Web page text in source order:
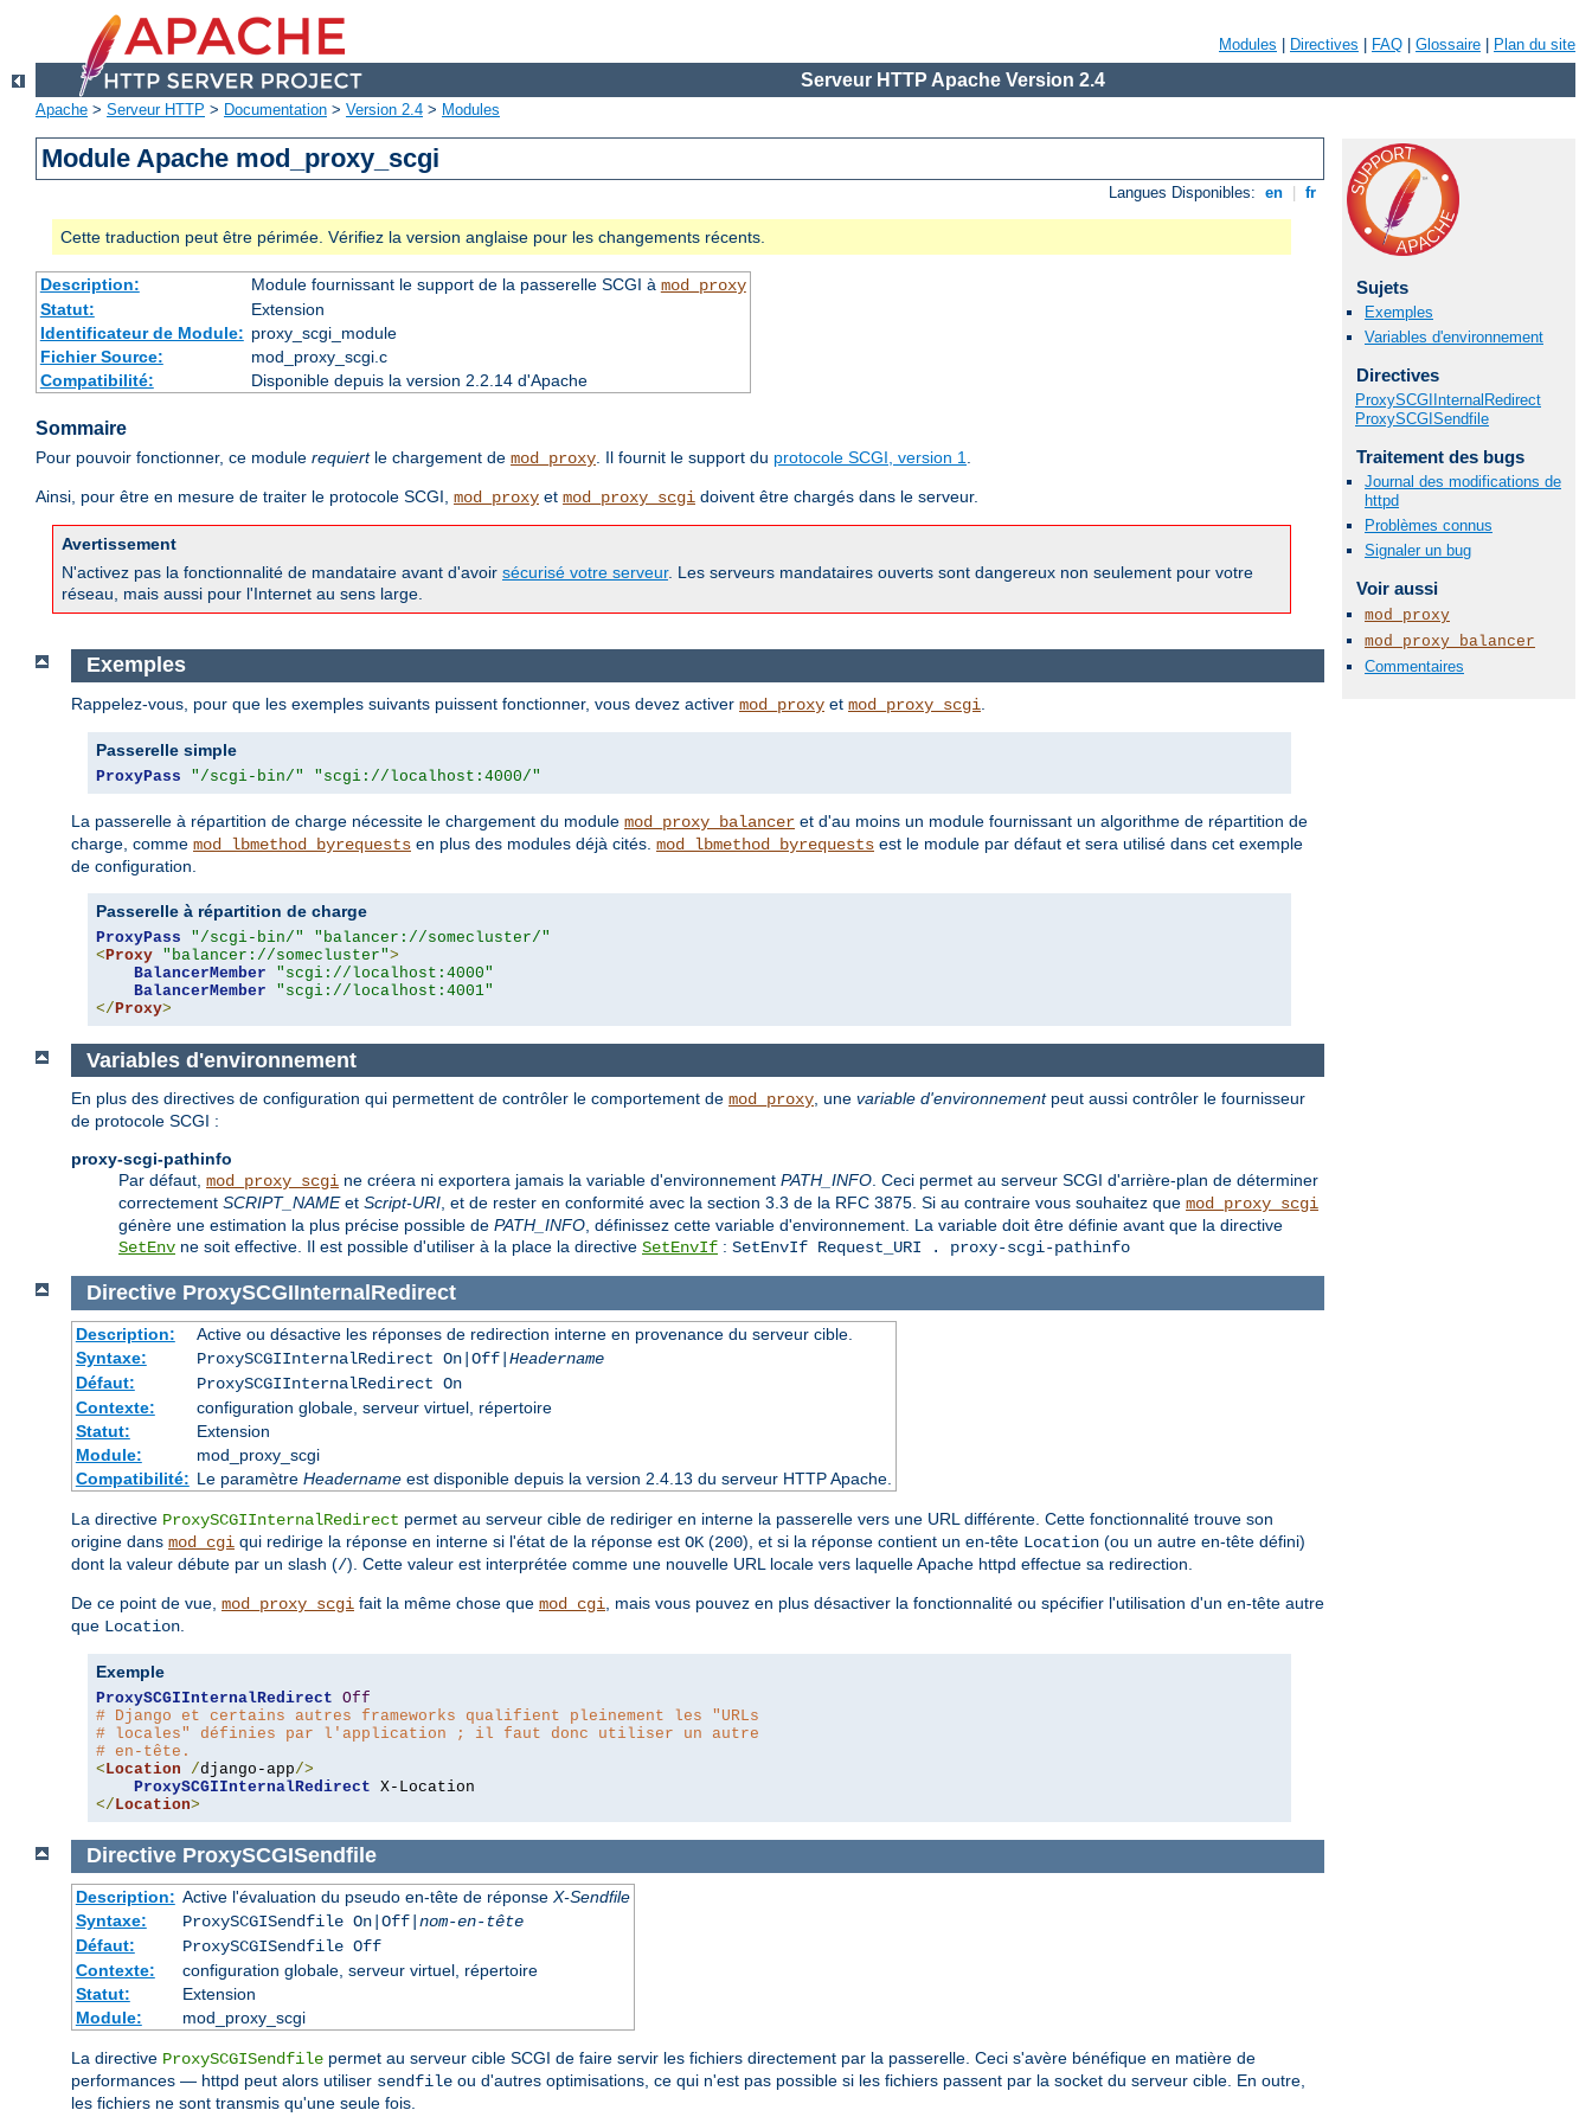
Modules Directives FAQ Glossaire Plan du site
Serveur HTTP Apache Version 2.4
Apache > Serveur HTTP > Documentation > Version 2.4 > Modules
Module Apache mod_proxy_scgi
Langues Disponibles: en fr
Cette traduction peut être périmée. Vérifiez la version anglaise pour les changements récents.
Description: Module fournissant le support de la passerelle SCGI à mod_proxy
Statut:
Extension
Identificateur de Module: proxy_scgi_module
Fichier Source:
mod_proxy_scgi.c
Compatibilité:
Disponible depuis la version 2.2.14 d'Apache
Sommaire
Pour pouvoir fonctionner, ce module requiertle chargement de mod_proxy. Il fournit le support du protocole SCGI, version 1.
Ainsi, pour être en mesure de traiter le protocole SCGI, mod_proxy et mod_proxy_scgi doivent être chargés dans le serveur.
Avertissement
N'activez pas la fonctionnalité de mandataire avant d'avoir sécurisé votre serveur. Les serveurs mandataires ouverts sont dangereux non seulement pour votre
réseau, mais aussi pour l'Internet au sens large.
Sujets
Exemples
Variables d'environnement
Directives
ProxySCGIInternalRedirect
ProxySCGISendfile
Traitement des bugs
Journal des modifications de
httpd
Problèmes connus
Signaler un bug
Voir aussi
mod_proxy
mod_proxy_balancer
Commentaires
Exemples
Rappelez-vous, pour que les exemples suivants puissent fonctionner, vous devez activer mod_proxy et mod_proxy_scgi
Passerelle simple
ProxyPass "/scgi-bin/" "scgi://localhost:4000/"
La passerelle à répartition de charge nécessite le chargement du module mod_proxy_balancer et d'au moins un module fournissant un algorithme de répartition de
charge, comme mod_lbmethod_byrequests en plus des modules déjà cités. mod_lbmethod_byrequests est le module par défaut et sera utilisé dans cet exemple
de configuration.
Passerelle à répartition de charge
ProxyPass "/scgi-bin/"
"balancer://somecluster/"
< Proxy "balancer://somecluster">
BalancerMember
"scgi://localhost:4000"
BalancerMember
"scgi://localhost:4001"
</ Proxy>
Variables d'environnement
En plus des directives de configuration qui permettent de contrôler le comportement de mod_proxy, une variable d'environnementpeut aussi contrôler le fournisseur
de protocole SCGI :
proxy-scgi-pathinfo
Par défaut, mod_proxy_scgi ne créera ni exportera jamais la variable d'environnement PATH_INFO. Ceci permet au serveur SCGI d'arrière-plan de déterminer
correctement SCRIPT_NAMEet Script-URI, et de rester en conformité avec la section 3.3 de la RFC 3875. Si au contraire vous souhaitez que mod_proxy_scgi
génère une estimation la plus précise possible de PATH_INFO, définissez cette variable d'environnement. La variable doit être définie avant que la directive
SetEnv ne soit effective. Il est possible d'utiliser à la place la directive SetEnvIf : SetEnvIf Request_URI . proxy-scgi-pathinfo
Directive ProxySCGIInternalRedirect
Description:
Active ou désactive les réponses de redirection interne en provenance du serveur cible.
Syntaxe:
ProxySCGIInternalRedirect On|Off| Headername
Défaut:
ProxySCGIInternalRedirect On
Contexte:
configuration globale, serveur virtuel, répertoire
Statut:
Extension
Module:
mod_proxy_scgi
Compatibilité: Le paramètre Headernameest disponible depuis la version 2.4.13 du serveur HTTP Apache.
La directive ProxySCGIInternalRedirect permet au serveur cible de rediriger en interne la passerelle vers une URL différente. Cette fonctionnalité trouve son
origine dans mod_cgi qui redirige la réponse en interne si l'état de la réponse est OK (200), et si la réponse contient un en-tête Location (ou un autre en-tête défini)
dont la valeur débute par un slash (/). Cette valeur est interprétée comme une nouvelle URL locale vers laquelle Apache httpd effectue sa redirection.
De ce point de vue, mod_proxy_scgi fait la même chose que mod_cgi , mais vous pouvez en plus désactiver la fonctionnalité ou spécifier l'utilisation d'un en-tête autre
que Location
Exemple
ProxySCGIInternalRedirect Off
# Django et certains autres frameworks qualifient pleinement les "URLs
# locales" définies par l'application ; il faut donc utiliser un autre
# en-tête.
<Location /django-app/>
ProxySCGIInternalRedirect
</Location>
Directive ProxySCGISendfile
Description: Active l'évaluation du pseudo en-tête de réponse X-Sendfile
Syntaxe:
ProxySCGISendfile On|Off| nom-en-tête
Défaut:
ProxySCGISendfile Off
Contexte:
configuration globale, serveur virtuel, répertoire
Statut:
Extension
Module:
mod_proxy_scgi
La directive ProxySCGISendfile permet au serveur cible SCGI de faire servir les fichiers directement par la passerelle. Ceci s'avère bénéfique en matière de
performances — httpd peut alors utiliser sendfile ou d'autres optimisations, ce qui n'est pas possible si les fichiers passent par la socket du serveur cible. En outre,
les fichiers ne sont transmis qu'une seule fois.